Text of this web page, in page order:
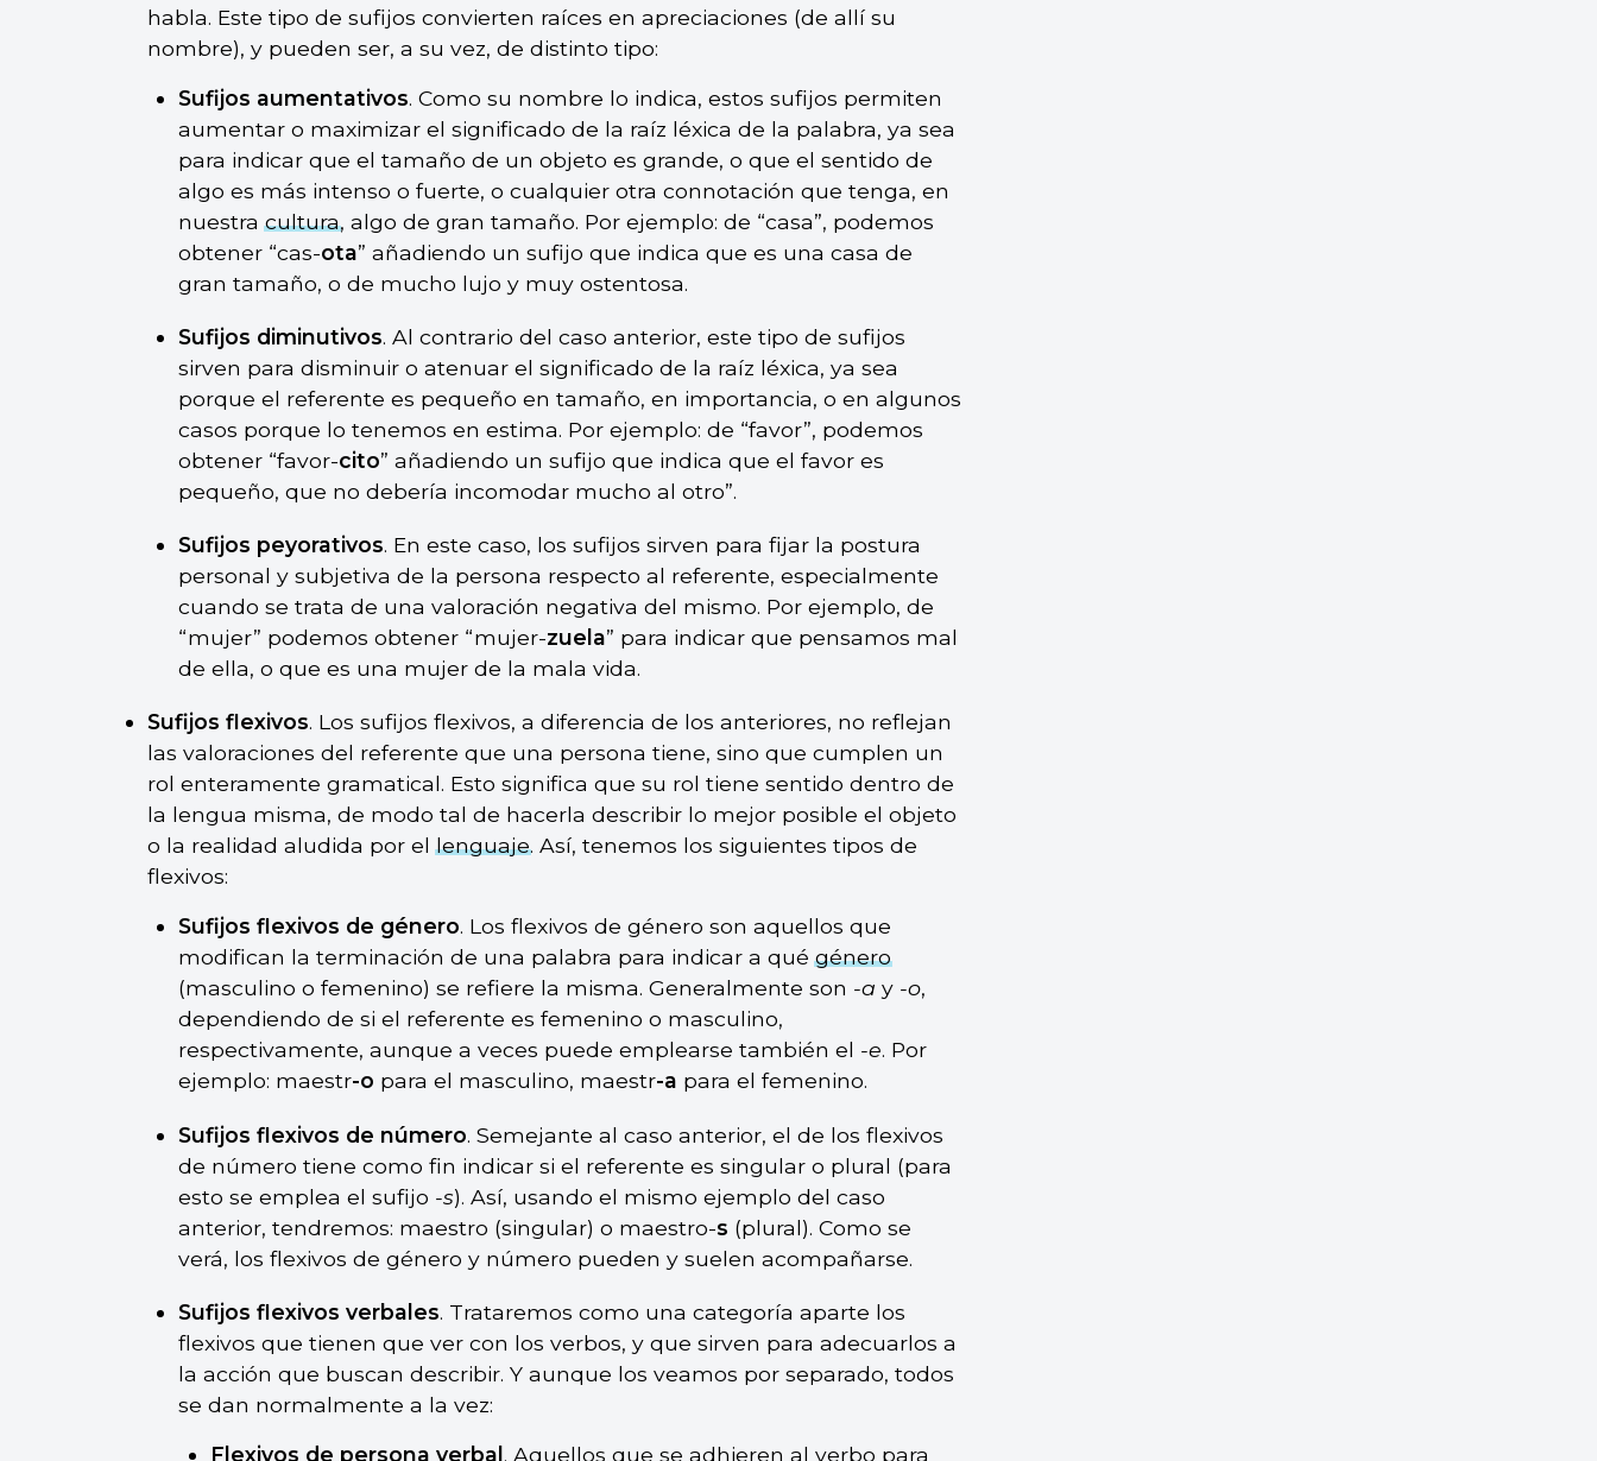
habla. Este tipo de sufijos convierten raíces en apreciaciones (de allí su
nombre), y pueden ser, a su vez, de distinto tipo:
Sufijos aumentativos. Como su nombre lo indica, estos sufijos permiten
aumentar o maximizar el significado de la raíz léxica de la palabra, ya sea
para indicar que el tamaño de un objeto es grande, o que el sentido de
algo es más intenso o fuerte, o cualquier otra connotación que tenga, en
nuestracultura, algo de gran tamaño. Por ejemplo: de “casa”, podemos
obtener “cas-ota” añadiendo un sufijo que indica que es una casa de
gran tamaño, o de mucho lujo y muy ostentosa.
Sufijos diminutivos. Al contrario del caso anterior, este tipo de sufijos
sirven para disminuir o atenuar el significado de la raíz léxica, ya sea
porque el referente es pequeño en tamaño, en importancia, o en algunos
casos porque lo tenemos en estima. Por ejemplo: de “favor”, podemos
obtener “favor-cito” añadiendo un sufijo que indica que el favor es
pequeño, que no debería incomodar mucho al otro”.
Sufijos peyorativos. En este caso, los sufijos sirven para fijar la postura
personal y subjetiva de la persona respecto al referente, especialmente
cuando se trata de una valoración negativa del mismo. Por ejemplo, de
“mujer” podemos obtener “mujer-zuela” para indicar que pensamos mal
de ella, o que es una mujer de la mala vida.
Sufijos flexivos. Los sufijos flexivos, a diferencia de los anteriores, no reflejan
las valoraciones del referente que una persona tiene, sino que cumplen un
rol enteramente gramatical. Esto significa que su rol tiene sentido dentro de
la lengua misma, de modo tal de hacerla describir lo mejor posible el objeto
o la realidad aludida por ellenguaje. Así, tenemos los siguientes tipos de
flexivos:
Sufijos flexivos de género. Los flexivos de género son aquellos que
modifican la terminación de una palabra para indicar a quégénero
(masculino o femenino) se refiere la misma. Generalmente son -a y -o,
dependiendo de si el referente es femenino o masculino,
respectivamente, aunque a veces puede emplearse también el -e. Por
ejemplo: maestr-o para el masculino, maestr-a para el femenino.
Sufijos flexivos de número. Semejante al caso anterior, el de los flexivos
de número tiene como fin indicar si el referente es singular o plural (para
esto se emplea el sufijo -s). Así, usando el mismo ejemplo del caso
anterior, tendremos: maestro (singular) o maestro-s (plural). Como se
verá, los flexivos de género y número pueden y suelen acompañarse.
Sufijos flexivos verbales. Trataremos como una categoría aparte los
flexivos que tienen que ver con los verbos, y que sirven para adecuarlos a
la acción que buscan describir. Y aunque los veamos por separado, todos
se dan normalmente a la vez:
Flexivos de persona verbal . Aquellos que se adhieren al verbo para